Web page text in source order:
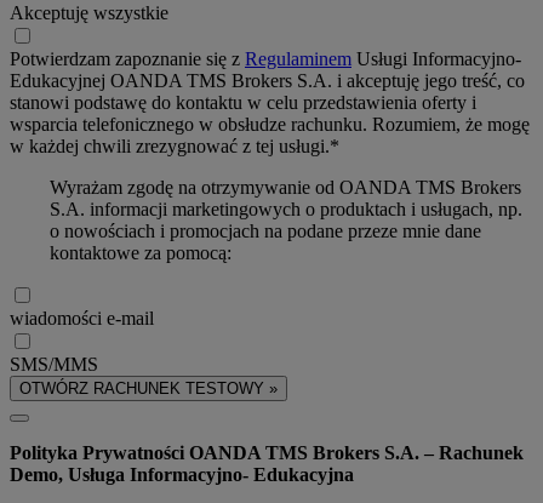
Akceptuję wszystkie
Potwierdzam zapoznanie się z Regulaminem Usługi Informacyjno-
Edukacyjnej OANDA TMS Brokers S.A. i akceptuję jego treść, co
stanowi podstawę do kontaktu w celu przedstawienia oferty i
wsparcia telefonicznego w obsłudze rachunku. Rozumiem, że mogę
w każdej chwili zrezygnować z tej usługi.*
Wyrażam zgodę na otrzymywanie od OANDA TMS Brokers
S.A. informacji marketingowych o produktach i usługach, np.
o nowościach i promocjach na podane przeze mnie dane
kontaktowe za pomocą:
wiadomości e-mail
SMS/MMS
OTWÓRZ RACHUNEK TESTOWY »
Polityka Prywatności OANDA TMS Brokers S.A. – Rachunek
Demo, Usługa Informacyjno- Edukacyjna